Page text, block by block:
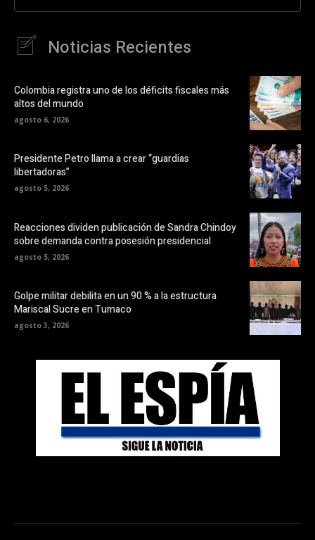
Noticias Recientes
Colombia registra uno de los déficits fiscales más
altos del mundo
agosto 6, 2026
Presidente Petro llama a crear “guardias
libertadoras”
agosto 5, 2026
Reacciones dividen publicación de Sandra Chindoy
sobre demanda contra posesión presidencial
agosto 5, 2026
Golpe militar debilita en un 90 % a la estructura
Mariscal Sucre en Tumaco
agosto 3, 2026